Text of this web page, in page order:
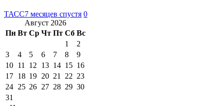
ТАСС7 месяцев спустя 0
Август 2026
Пн Вт Ср Чт Пт Сб Вс
1
2
3
4 5 6 7 8
9
10 11 12 13 14 15 16
17 18 19 20 21 22 23
24 25 26 27 28 29 30
31